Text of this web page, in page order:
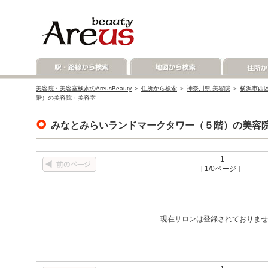
美容院・美容室検索のAreusBeauty ＞ 住所から検索 ＞ 神奈川県 美容院 ＞ 横浜市西
階）の美容院・美容室
みなとみらいランドマークタワー（５階）の美容
1
[ 1/0ページ ]
現在サロンは登録されておりま